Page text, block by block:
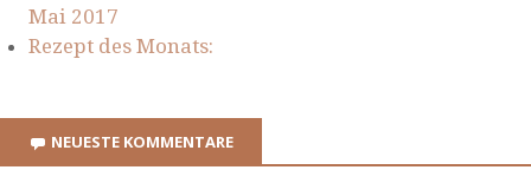
Mai 2017
Rezept des Monats:
NEUESTE KOMMENTARE